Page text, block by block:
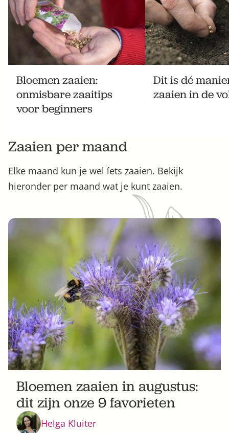
Bloemen zaaien:
onmisbare zaaitips
voor beginners
Dit is dé
zaaien in de
Zaaien per maand
Elke maand kun je wel íets zaaien. Bekijk
hieronder per maand wat je kunt zaaien.
Bloemen zaaien in augustus:
dit zijn onze 9 favorieten
Helga Kluiter